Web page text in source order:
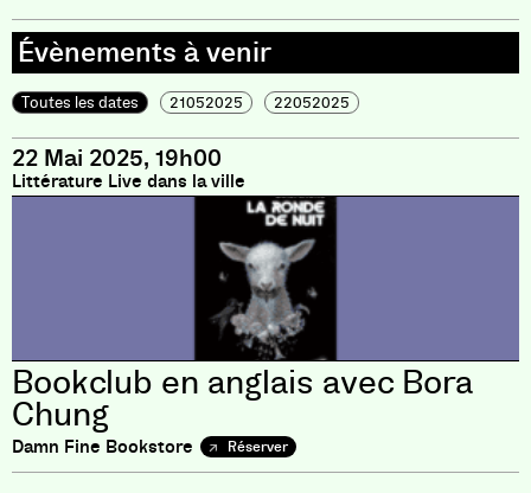
Toutes les dates 21052025 22052025
22 Mai 2025, 19h00
Littérature Live dans la ville
Bookclub en anglais avec Bora
Chung
Damn Fine Bookstore Réserver